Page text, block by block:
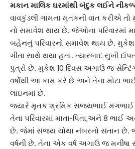
મકાન માલિક ઘરમાંથી બંદુક લઈને
વાવકુંડલી ગામના મૃતકની વાત કરીએ
નો સમાવેશ થાય છે. જેઓના પરિવારમાં
બહેનનું પરિવારનો સમાવેશ થાય છે.
ગીતા સાથે થયા હતા. ત્યારબાદ સુખી
પુત્રો છે. મુકેશ 10 દિવસ અગાઉ જ
વર્ષોથી આ કામ કરે છે અને તેના મોટા
લાઇનમાં છે.
જયારે મૃતક શ્રમિક સંજયભાઈ મંગભાઈ
તેના પરિવારમાં માતા-પિતા,અને 8 ભાઈ
છે. જેમાં સંજય ચોથા નંબરનો સંતાન છે.
વર્ષની છે. તેના એક વર્ષ અગાઉ જ મનીષા